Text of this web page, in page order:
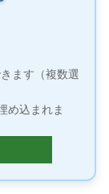
ます（複数選
め込まれま